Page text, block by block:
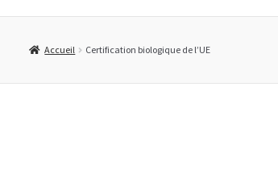
Accueil Certification biologique de l’UE